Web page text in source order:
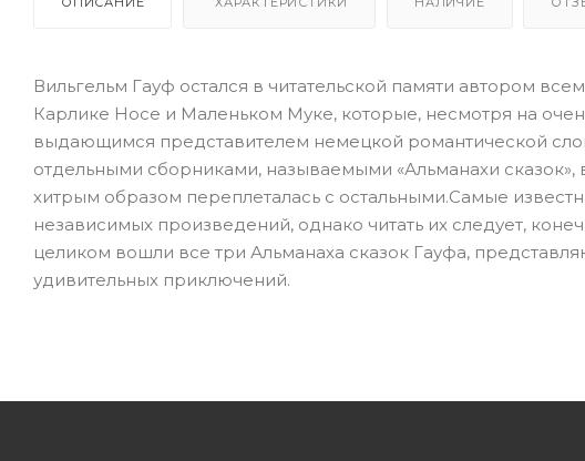
Вильгельм Гауф остался в читательской памяти автором
Карлике Носе и Маленьком Муке, которые, несмотря на
выдающимся представителем немецкой романтической
отдельными сборниками, называемыми «Альманахи
хитрым образом переплеталась с остальными.Самые
независимых произведений, однако читать их следует,
целиком вошли все три Альманаха сказок Гауфа,
удивительных приключений.